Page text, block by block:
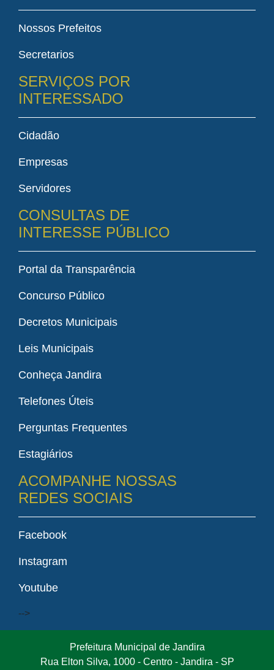
Nossos Prefeitos
Secretarios
SERVIÇOS POR
INTERESSADO
Cidadão
Empresas
Servidores
CONSULTAS DE
INTERESSE PÚBLICO
Portal da Transparência
Concurso Público
Decretos Municipais
Leis Municipais
Conheça Jandira
Telefones Úteis
Perguntas Frequentes
Estagiários
ACOMPANHE NOSSAS
REDES SOCIAIS
Facebook
Instagram
Youtube
-->
Prefeitura Municipal de Jandira
Rua Elton Silva, 1000 - Centro - Jandira - SP